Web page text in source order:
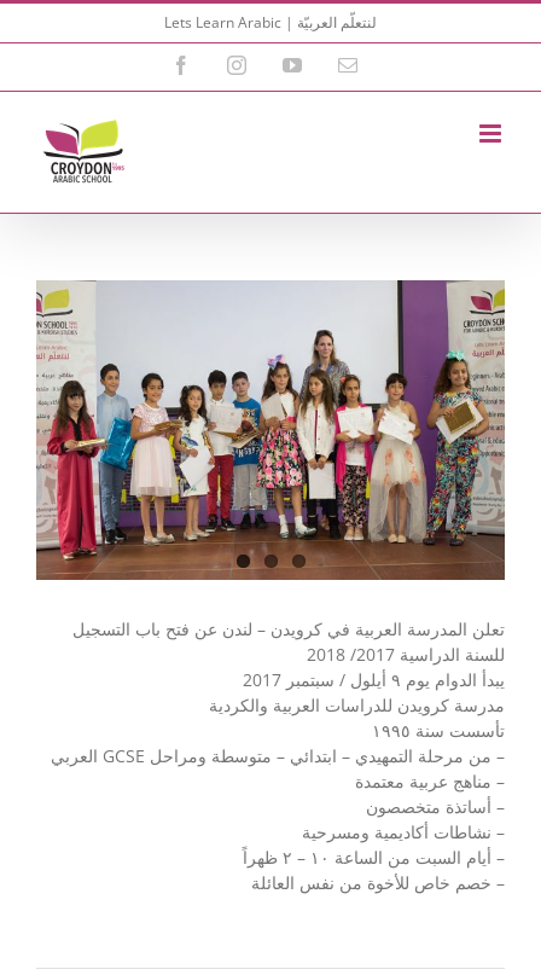
Skip
to
Lets Learn Arabic | لنتعلّم العربيّة
FacebookInstagramYouTubeEmail
View
Larger
Image
تعلن المدرسة العربية في كرويدن – لندن عن فتح باب التسجيل
للسنة الدراسية 2017/ 2018
يبدأ الدوام يوم ٩ أيلول / سبتمبر 2017
مدرسة كرويدن للدراسات العربية والكردية
تأسست سنة ١٩٩٥
– من مرحلة التمهيدي – ابتدائي – متوسطة ومراحل GCSE العربي
– مناهج عربية معتمدة
– أساتذة متخصصون
– نشاطات أكاديمية ومسرحية
– أيام السبت من الساعة ١٠ – ٢ ظهراً
– خصم خاص للأخوة من نفس العائلة